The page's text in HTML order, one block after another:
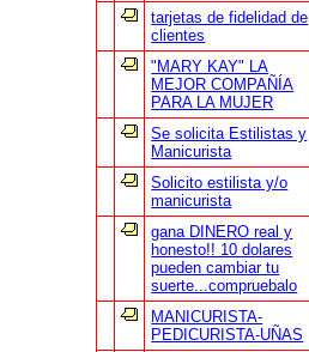
tarjetas de fidelidad de
clientes
"MARY KAY" LA
MEJOR COMPAÑÍA
PARA LA MUJER
Se solicita Estilistas y
Manicurista
Solicito estilista y/o
manicurista
gana DINERO real y
honesto!! 10 dolares
pueden cambiar tu
suerte...compruebalo
MANICURISTA-
PEDICURISTA-UÑAS